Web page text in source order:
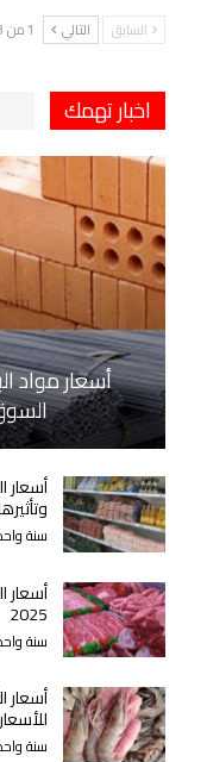
السابق التالي 1 من 93
اخبار تهمك
أسعار مواد
السوق في
أسعار
سنة
أسعار
2025
سنة
أسعار
سنة